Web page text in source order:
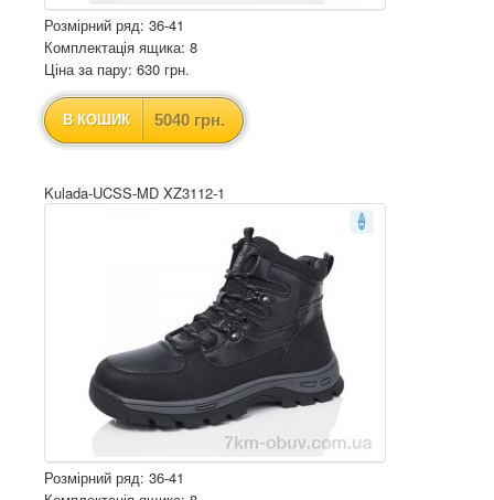
Розмірний ряд: 36-41
Комплектація ящика: 8
Ціна за пару: 630 грн.
В КОШИК 5040 грн.
Kulada-UCSS-MD XZ3112-1
Розмірний ряд: 36-41